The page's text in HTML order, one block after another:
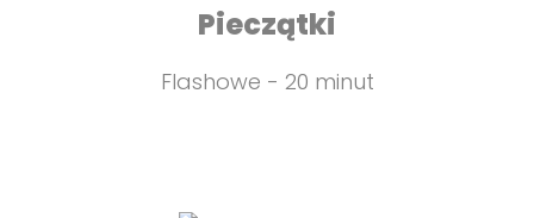
Pieczątki
Flashowe - 20 minut